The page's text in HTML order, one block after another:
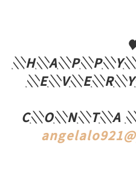
░H░A░P░P░Y░
C░O░N░T░A